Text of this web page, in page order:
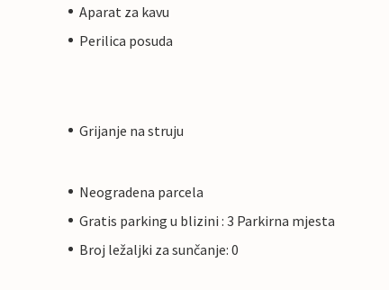
Aparat za kavu
Perilica posuda
Grijanje na struju
Neogradena parcela
Gratis parking u blizini : 3 Parkirna mjesta
Broj ležaljki za sunčanje: 0